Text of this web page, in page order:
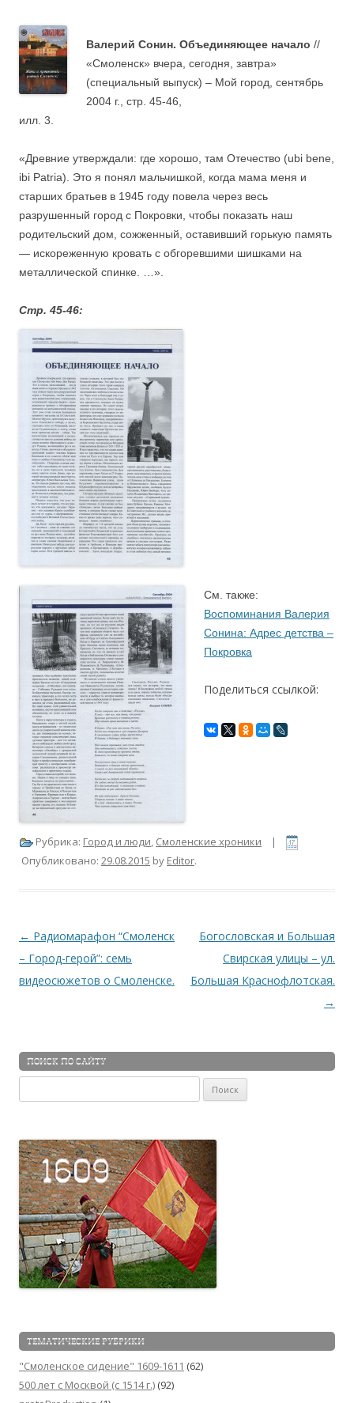
Валерий Сонин. Объединяющее начало //
«Смоленск» вчера, сегодня, завтра»
(специальный выпуск) – Мой город, сентябрь
2004 г., стр. 45-46,
илл. 3.
«Древние утверждали: где хорошо, там Отечество (ubi bene,
ibi Patria). Это я понял мальчишкой, когда мама меня и
старших братьев в 1945 году повела через весь
разрушенный город с Покровки, чтобы показать наш
родительский дом, сожженный, оставивший горькую память
— искореженную кровать с обгоревшими шишками на
металлической спинке. …».
Стр. 45-46:
См. также:
Воспоминания Валерия
Сонина: Адрес детства –
Покровка
Поделиться ссылкой:
Рубрика: Город и люди, Смоленские хроники |
Опубликовано: 29.08.2015 by Editor.
Навигация по записям
← Радиомарафон “Смоленск
– Город-герой”: семь
видеосюжетов о Смоленске.
Богословская и Большая
Свирская улицы – ул.
Большая Краснофлотская.
→
ПОИСК ПО САЙТУ
ТЕМАТИЧЕСКИЕ РУБРИКИ
"Смоленское сидение" 1609-1611 (62)
500 лет с Москвой (c 1514 г.) (92)